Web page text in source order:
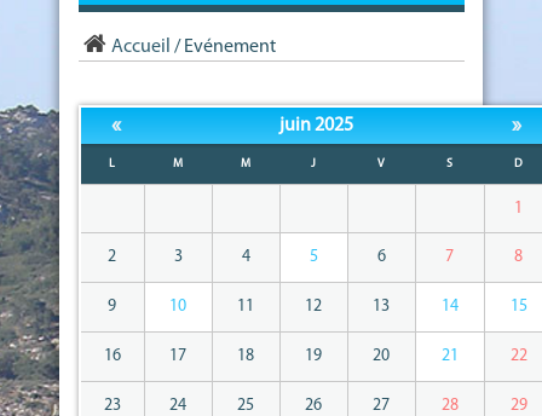
Accueil / Evénement
« juin 2025 »
L M M J V S D
1
2 3 4 5 6 7 8
9 10 11 12 13 14 15
16 17 18 19 20 21 22
23 24 25 26 27 28 29